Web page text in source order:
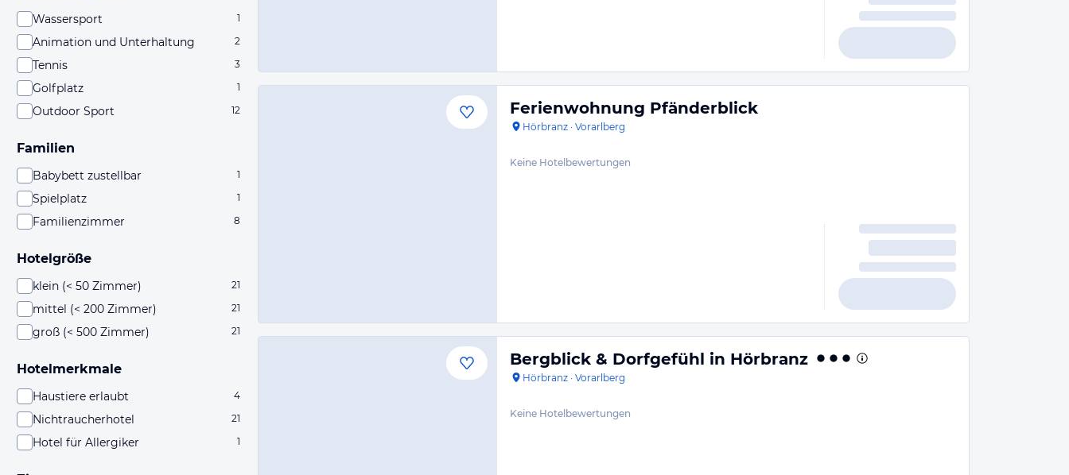
Wassersport 1
Animation und Unterhaltung 2
Tennis 3
Golfplatz 1
Outdoor Sport 12
Familien
Babybett zustellbar 1
Spielplatz 1
Familienzimmer 8
Hotelgröße
klein (< 50 Zimmer) 21
mittel (< 200 Zimmer) 21
groß (< 500 Zimmer) 21
Hotelmerkmale
Haustiere erlaubt 4
Nichtraucherhotel 21
Hotel für Allergiker 1
Ferienwohnung Pfänderblick
Hörbranz · Vorarlberg
Keine Hotelbewertungen
Bergblick & Dorfgefühl in Hörbranz
Hörbranz · Vorarlberg
Keine Hotelbewertungen